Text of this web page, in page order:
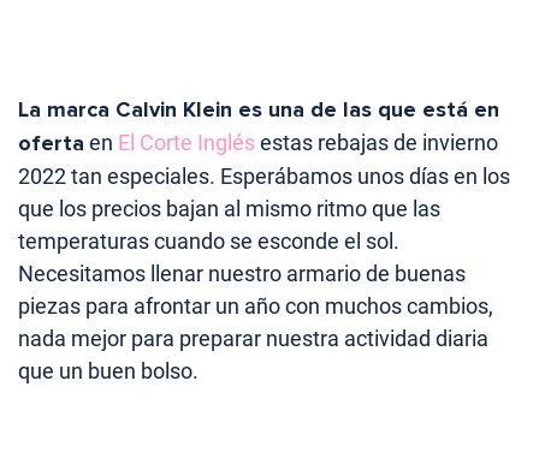
La marca Calvin Klein es una de las que está en
oferta en El Corte Inglésestas rebajas de invierno
2022 tan especiales. Esperábamos unos días en los
que los precios bajan al mismo ritmo que las
temperaturas cuando se esconde el sol.
Necesitamos llenar nuestro armario de buenas
piezas para afrontar un año con muchos cambios,
nada mejor para preparar nuestra actividad diaria
que un buen bolso.